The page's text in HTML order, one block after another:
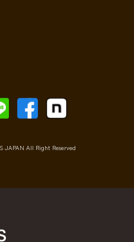
JAPAN All Right Reserved